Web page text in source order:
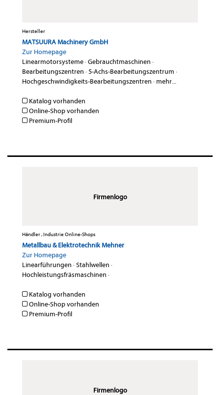
Hersteller
MATSUURA Machinery GmbH
Zur Homepage
Linearmotorsysteme·Gebrauchtmaschinen ·
Bearbeitungszentren ·5-Achs-Bearbeitungszentrum ·
Hochgeschwindigkeits-Bearbeitungszentren · mehr...
Katalog vorhanden
Online-Shop vorhanden
Premium-Profil
Firmenlogo
Händler , Industrie Online-Shops
Metallbau & Elektrotechnik Mehner
Zur Homepage
Linearführungen ·Stahlwellen ·
Hochleistungsfräsmaschinen ·
Katalog vorhanden
Online-Shop vorhanden
Premium-Profil
Firmenlogo